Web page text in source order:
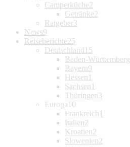
Camperküche2
Getränke2
Ratgeber3
News9
Reiseberichte25
Deutschland 15
Baden-Württemberg
Bayern9
Hessen 1
Sachsen 1
Thüringen3
Europa 10
Frankreich 1
Italien2
Kroatien2
Slowenien2